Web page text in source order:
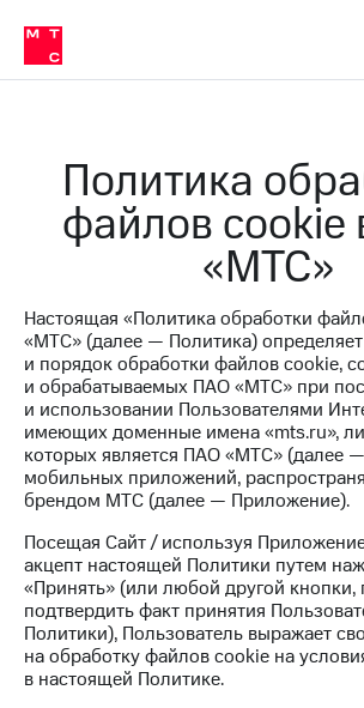
связь
Сервисы и подписки
30% на связь
кабинеты
Мобильная
и
ТВ
Спутниковое
Деньги
связь
Перенести
номер
в МТС
Тарифы
Услуги
Роуминг
Семейная
группа
в МТС
Услуги
Личный
кабинет
Скачать
приложение
Мой
МТС
Акции
Скидка 30%
на связь
Тарифы
RED,
РИИЛ
и МТС
Супер
Политика
файлов
«МТС»
Настоящая «Политика обработки
«МТС» (далее — Политика)
и порядок обработки файлов cookie,
и обрабатываемых ПАО «МТС» при
и использовании Пользователями
имеющих доменные имена «mts.ru»,
которых является ПАО «МТС» (далее
мобильных приложений,
брендом МТС (далее — Приложение).
Посещая Сайт / используя
акцепт настоящей Политики путем
«Принять» (или любой другой
подтвердить факт принятия
Политики), Пользователь выражает
на обработку файлов cookie на
в настоящей Политике.